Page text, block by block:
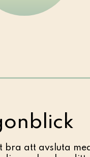
bra att avsluta